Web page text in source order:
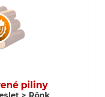
piliny